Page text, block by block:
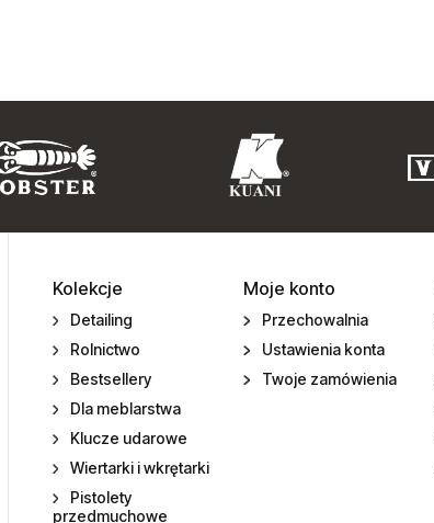
Kolekcje
Detailing
Rolnictwo
Bestsellery
Dla meblarstwa
Klucze udarowe
Wiertarki i wkrętarki
Pistolety
przedmuchowe
Moje konto
Przechowalnia
Ustawienia konta
Twoje zamówienia